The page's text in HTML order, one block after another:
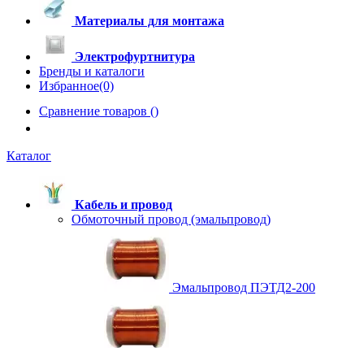
Материалы для монтажа
Электрофуртнитура
Бренды и каталоги
Избранное(0)
Сравнение товаров ()
Каталог
Кабель и провод
Обмоточный провод (эмальпровод)
Эмальпровод ПЭТД2-200